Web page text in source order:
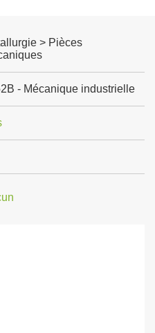
> Pièces
- Mécanique industrielle